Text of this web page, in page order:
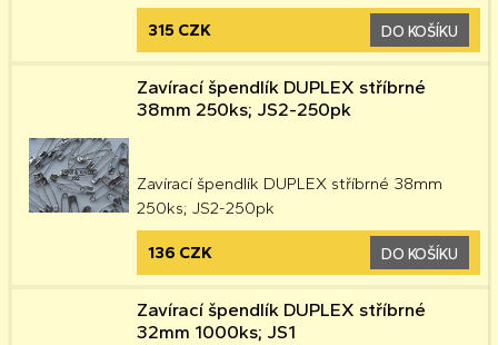
315 CZK DO KOŠÍKU
Zavírací špendlík DUPLEX stříbrné
38mm 250ks; JS2-250pk
Zavírací špendlík DUPLEX stříbrné 38mm
250ks; JS2-250pk
136 CZK DO KOŠÍKU
Zavírací špendlík DUPLEX stříbrné
32mm 1000ks; JS1